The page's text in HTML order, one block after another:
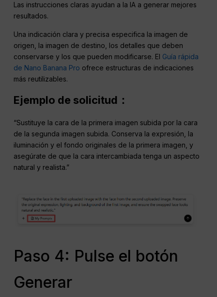
Las instrucciones claras ayudan a la IA a generar mejores
resultados.
Una indicación clara y precisa especifica la imagen de
origen, la imagen de destino, los detalles que deben
conservarse y los que pueden modificarse. El Guía rápida
de Nano Banana Pro ofrece estructuras de indicaciones
más reutilizables.
Ejemplo de solicitud：
“Sustituye la cara de la primera imagen subida por la cara
de la segunda imagen subida. Conserva la expresión, la
iluminación y el fondo originales de la primera imagen, y
asegúrate de que la cara intercambiada tenga un aspecto
natural y realista.”
Paso 4: Pulse el botón
Generar